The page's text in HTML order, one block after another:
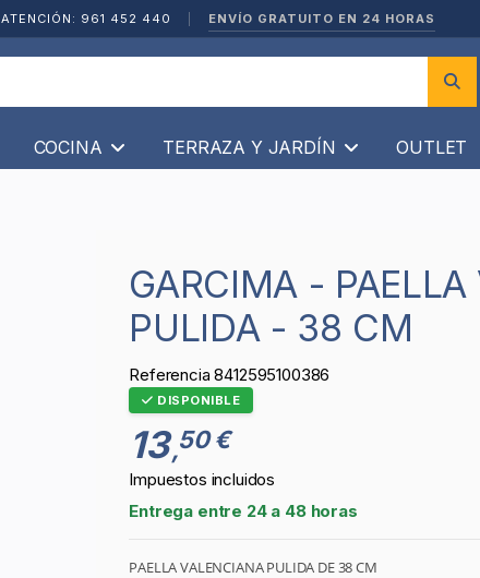
ATENCIÓN: 961 452 440 ENVÍO GRATUITO EN 24 HORAS
COCINA TERRAZA Y JARDÍN OUTLET
GARCIMA - PAELLA VALENCIANA
PULIDA - 38 CM
Referencia 8412595100386
DISPONIBLE
13,50 €
Impuestos incluidos
Entrega entre 24 a 48 horas
PAELLA VALENCIANA PULIDA DE 38 CM